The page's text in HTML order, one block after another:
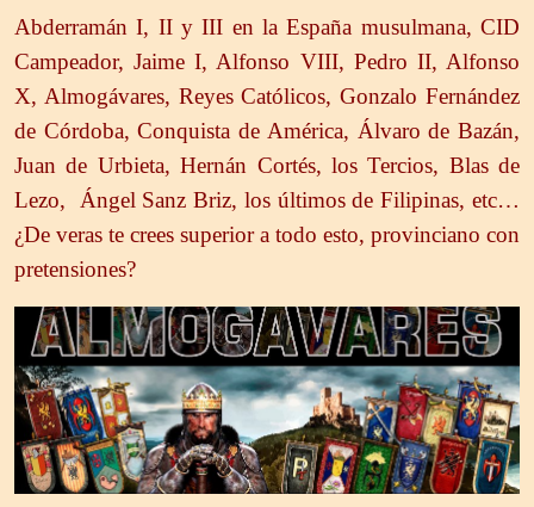
Abderramán I, II y III en la España musulmana, CID
Campeador, Jaime I, Alfonso VIII, Pedro II, Alfonso
X, Almogávares, Reyes Católicos, Gonzalo Fernández
de Córdoba, Conquista de América, Álvaro de Bazán,
Juan de Urbieta, Hernán Cortés, los Tercios, Blas de
Lezo, Ángel Sanz Briz, los últimos de Filipinas, etc…
¿De veras te crees superior a todo esto, provinciano con
pretensiones?